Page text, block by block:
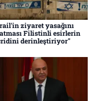
ziyaret yasağını
Filistinli esirlerin
derinleştiriyor"